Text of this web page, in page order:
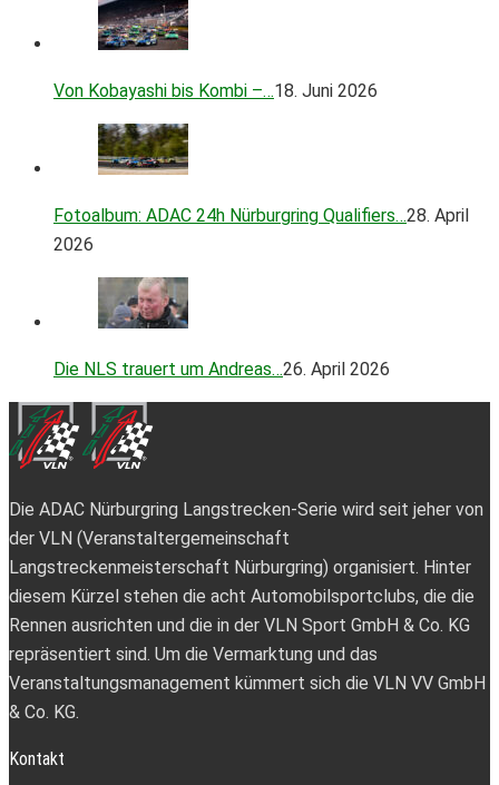
Von Kobayashi bis Kombi –…18. Juni 2026
Fotoalbum: ADAC 24h Nürburgring Qualifiers…28. April
2026
Die NLS trauert um Andreas…26. April 2026
Die ADAC Nürburgring Langstrecken-Serie wird seit jeher von
der VLN (Veranstaltergemeinschaft
Langstreckenmeisterschaft Nürburgring) organisiert. Hinter
diesem Kürzel stehen die acht Automobilsportclubs, die die
Rennen ausrichten und die in der VLN Sport GmbH & Co. KG
repräsentiert sind. Um die Vermarktung und das
Veranstaltungsmanagement kümmert sich die VLN VV GmbH
& Co. KG.
Kontakt